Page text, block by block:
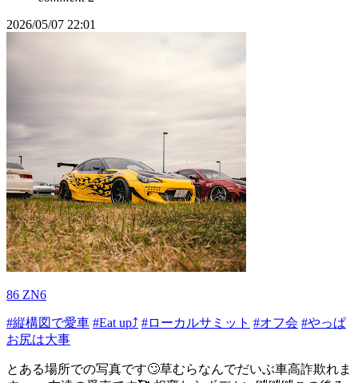
2026/05/07 22:01
86 ZN6
#縦構図で愛車 #Eat up⤴ #ローカルサミット #オフ会 #やっぱ
お尻は大事
とある場所での写真です🙄草むらなんでだいぶ車高詐欺れま